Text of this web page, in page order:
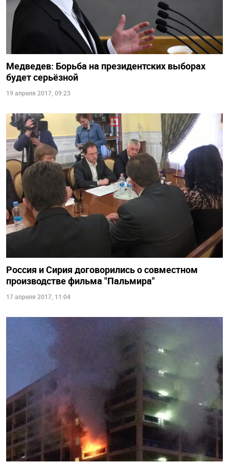
Медведев: Борьба на президентских выборах
будет серьёзной
19 апреля 2017, 09:23
Россия и Сирия договорились о совместном
производстве фильма "Пальмира"
17 апреля 2017, 11:04